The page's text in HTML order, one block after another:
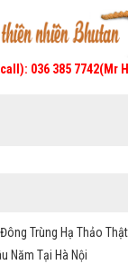
036 385 7742(Mr
Trùng Hạ Thảo
Năm Tại Hà Nội